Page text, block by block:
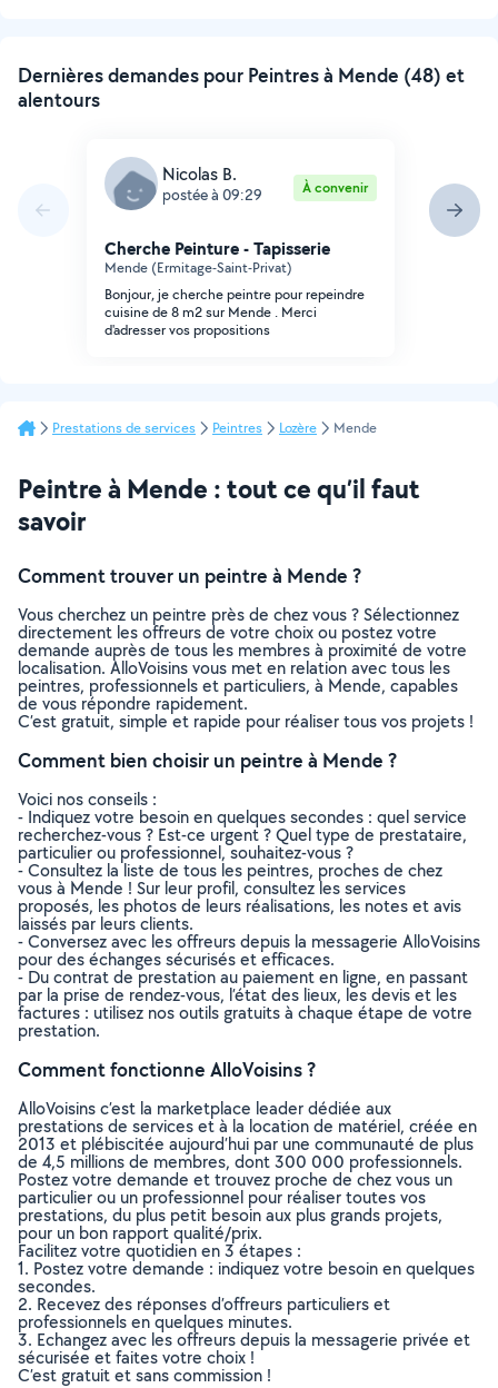
Dernières demandes pour Peintres à Mende (48) et
alentours
Nicolas B.
postée à 09:29 À convenir
Cherche Peinture - Tapisserie
Mende (Ermitage-Saint-Privat)
Bonjour, je cherche peintre pour repeindre
cuisine de 8 m2 sur Mende . Merci
d'adresser vos propositions
Prestations de services Peintres Lozère Mende
Peintre à Mende : tout ce qu’il faut
savoir
Comment trouver un peintre à Mende ?
Vous cherchez un peintre près de chez vous ? Sélectionnez
directement les offreurs de votre choix ou postez votre
demande auprès de tous les membres à proximité de votre
localisation. AlloVoisins vous met en relation avec tous les
peintres, professionnels et particuliers, à Mende, capables
de vous répondre rapidement.
C’est gratuit, simple et rapide pour réaliser tous vos projets !
Comment bien choisir un peintre à Mende ?
Voici nos conseils :
- Indiquez votre besoin en quelques secondes : quel service
recherchez-vous ? Est-ce urgent ? Quel type de prestataire,
particulier ou professionnel, souhaitez-vous ?
- Consultez la liste de tous les peintres, proches de chez
vous à Mende ! Sur leur profil, consultez les services
proposés, les photos de leurs réalisations, les notes et avis
laissés par leurs clients.
- Conversez avec les offreurs depuis la messagerie AlloVoisins
pour des échanges sécurisés et efficaces.
- Du contrat de prestation au paiement en ligne, en passant
par la prise de rendez-vous, l’état des lieux, les devis et les
factures : utilisez nos outils gratuits à chaque étape de votre
prestation.
Comment fonctionne AlloVoisins ?
AlloVoisins c’est la marketplace leader dédiée aux
prestations de services et à la location de matériel, créée en
2013 et plébiscitée aujourd’hui par une communauté de plus
de 4,5 millions de membres, dont 300 000 professionnels.
Postez votre demande et trouvez proche de chez vous un
particulier ou un professionnel pour réaliser toutes vos
prestations, du plus petit besoin aux plus grands projets,
pour un bon rapport qualité/prix.
Facilitez votre quotidien en 3 étapes :
1. Postez votre demande : indiquez votre besoin en quelques
secondes.
2. Recevez des réponses d’offreurs particuliers et
professionnels en quelques minutes.
3. Echangez avec les offreurs depuis la messagerie privée et
sécurisée et faites votre choix !
C’est gratuit et sans commission !